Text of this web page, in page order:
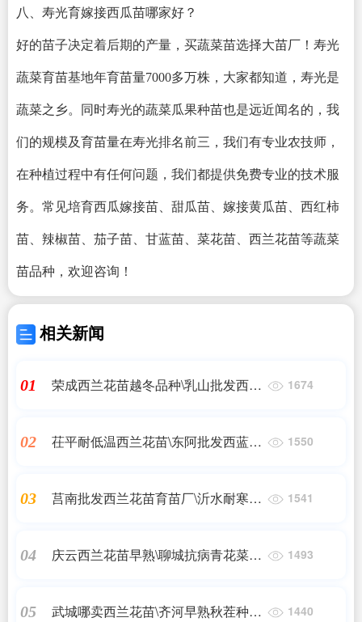
八、寿光育嫁接西瓜苗哪家好？
好的苗子决定着后期的产量，买蔬菜苗选择大苗厂！寿光
蔬菜育苗基地年育苗量7000多万株，大家都知道，寿光是
蔬菜之乡。同时寿光的蔬菜瓜果种苗也是远近闻名的，我
们的规模及育苗量在寿光排名前三，我们有专业农技师，
在种植过程中有任何问题，我们都提供免费专业的技术服
务。常见培育西瓜嫁接苗、甜瓜苗、嫁接黄瓜苗、西红柿
苗、辣椒苗、茄子苗、甘蓝苗、菜花苗、西兰花苗等蔬菜
苗品种，欢迎咨询！
相关新闻
01
荣成西兰花苗越冬品种\乳山批发西兰
1674
02
茌平耐低温西兰花苗\东阿批发西蓝花
1550
03
莒南批发西兰花苗育苗厂\沂水耐寒抗
1541
04
庆云西兰花苗早熟\聊城抗病青花菜苗
1493
05
武城哪卖西兰花苗\齐河早熟秋茬种西
1440